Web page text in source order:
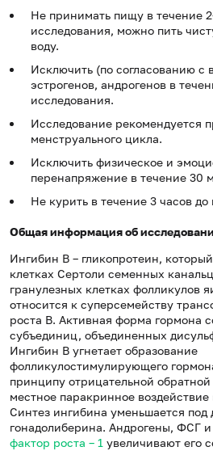
Не принимать пищу в течение
исследования, можно пить
воду.
Исключить (по согласованию с
эстрогенов, андрогенов в
исследования.
Исследование рекомендуется
менструального цикла.
Исключить физическое и
перенапряжение в течение 30
Не курить в течение 3 часов до
Общая информация об
Ингибин В – гликопротеин,
клетках Сертоли семенных
гранулезных клетках фолликулов
относится к суперсемейству
роста В. Активная форма гормона
субъединиц, объединенных
Ингибин В угнетает образование
фолликулостимулирующего
принципу отрицательной
местное паракринное
Синтез ингибина уменьшается под
гонадолиберина. Андрогены, ФСГ и
фактор роста – 1 увеличивают его